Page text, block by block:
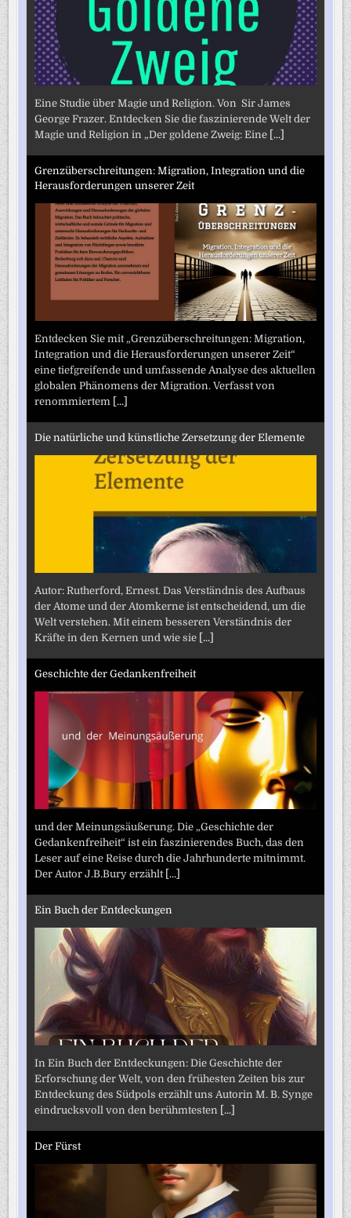
Eine Studie über Magie und Religion. Von Sir James
George Frazer. Entdecken Sie die faszinierende Welt der
Magie und Religion in „Der goldene Zweig: Eine [...]
Grenzüberschreitungen: Migration, Integration und die
Herausforderungen unserer Zeit
Entdecken Sie mit „Grenzüberschreitungen: Migration,
Integration und die Herausforderungen unserer Zeit“
eine tiefgreifende und umfassende Analyse des aktuellen
globalen Phänomens der Migration. Verfasst von
renommiertem
[...]
Die natürliche und künstliche Zersetzung der Elemente
Autor: Rutherford, Ernest. Das Verständnis des Aufbaus
der Atome und der Atomkerne ist entscheidend, um die
Welt verstehen. Mit einem besseren Verständnis der
Kräfte in den Kernen und wie sie [...]
Geschichte der Gedankenfreiheit
und der Meinungsäußerung. Die „Geschichte der
Gedankenfreiheit“ ist ein faszinierendes Buch, das den
Leser auf eine Reise durch die Jahrhunderte mitnimmt.
Der Autor J.B.Bury erzählt [...]
Ein Buch der Entdeckungen
In Ein Buch der Entdeckungen: Die Geschichte der
Erforschung der Welt, von den frühesten Zeiten bis zur
Entdeckung des Südpols erzählt uns Autorin M. B. Synge
eindrucksvoll von den berühmtesten
[...]
Der Fürst